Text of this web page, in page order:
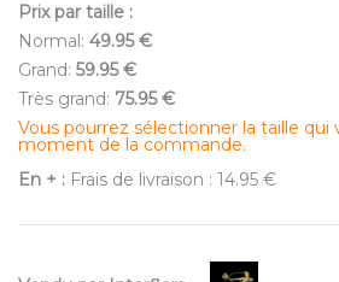
Prix par taille :
Normal: 49.95 €
Grand: 59.95 €
Très grand: 75.95 €
Vous pourrez sélectionner la taille qui
moment de la commande.
En + : Frais de livraison : 14.95 €